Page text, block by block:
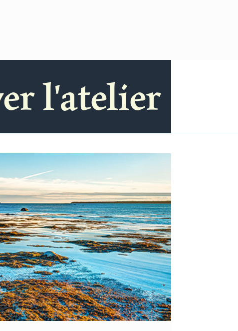
l'atelier